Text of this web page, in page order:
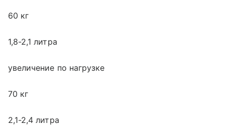
60 кг
1,8-2,1 литра
увеличение по нагрузке
70 кг
2,1-2,4 литра